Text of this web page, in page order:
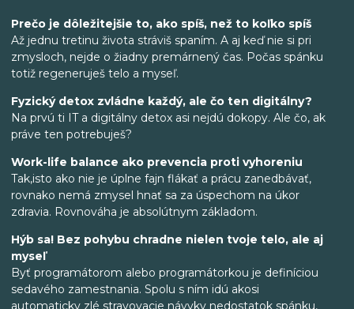
Prečo je dôležitejšie to, ako spíš, než to koľko spíš
Až jednu tretinu života stráviš spaním. A aj keď nie si pri
zmysloch, nejde o žiadny premárnený čas. Počas spánku
totiž regeneruješ telo a myseľ.
Fyzický detox zvládne každý, ale čo ten digitálny?
Na prvú ti IT a digitálny detox asi nejdú dokopy. Ale čo, ak
práve ten potrebuješ?
Work-life balance ako prevencia proti vyhoreniu
Tak,isto ako nie je úplne fajn flákať a prácu zanedbávať,
rovnako nemá zmysel hnať sa za úspechom na úkor
zdravia. Rovnováha je absolútnym základom.
Hýb sa! Bez pohybu chradne nielen tvoje telo, ale aj
myseľ
Byť programátorom alebo programátorkou je definíciou
sedavého zamestnania. Spolu s ním idú akosi
automaticky zlé stravovacie návyky nedostatok spánku,